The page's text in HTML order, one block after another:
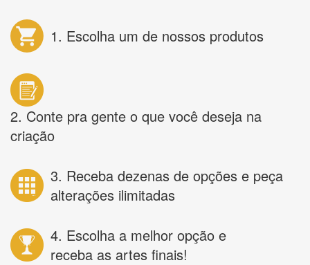
1. Escolha um de nossos produtos
2. Conte pra gente o que você deseja na
criação
3. Receba dezenas de opções e peça
alterações ilimitadas
4. Escolha a melhor opção e
receba as artes finais!